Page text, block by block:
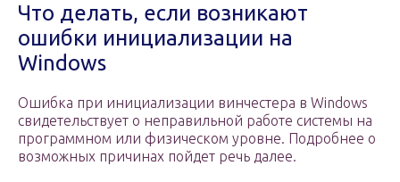
Что делать, если возникают
ошибки инициализации на
Windows
Ошибка при инициализации винчестера в Windows
свидетельствует о неправильной работе системы на
программном или физическом уровне. Подробнее о
возможных причинах пойдет речь далее.